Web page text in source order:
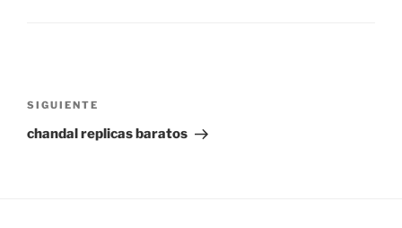
de
entradas
Siguiente
entrada
SIGUIENTE
chandal replicas baratos